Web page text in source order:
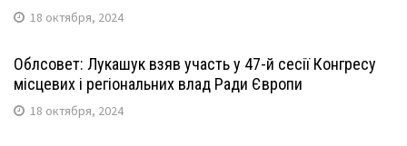
18 октября, 2024
Облсовет: Лукашук взяв участь у 47-й сесії Конгресу
місцевих і регіональних влад Ради Європи
18 октября, 2024